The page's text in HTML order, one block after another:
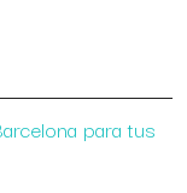
para tus